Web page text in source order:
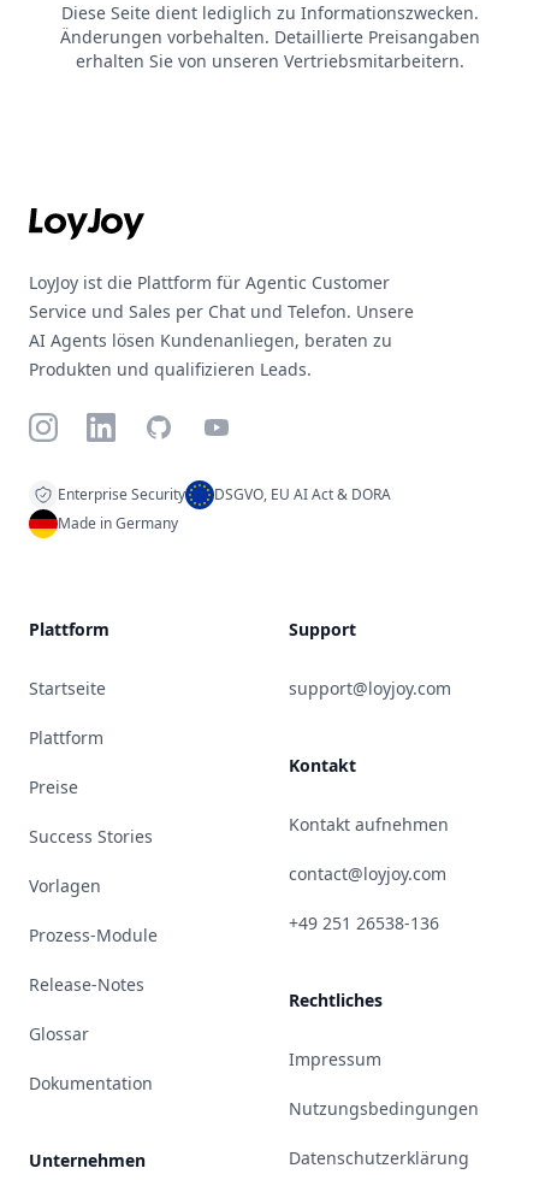
Diese Seite dient lediglich zu Informationszwecken.
Änderungen vorbehalten. Detaillierte Preisangaben
erhalten Sie von unseren Vertriebsmitarbeitern.
LoyJoy ist die Plattform für Agentic Customer
Service und Sales per Chat und Telefon. Unsere
AI Agents lösen Kundenanliegen, beraten zu
Produkten und qualifizieren Leads.
InstagramLinkedInGitHubYouTube
Enterprise Security
DSGVO, EU AI Act & DORA
Made in Germany
Plattform
Startseite
Plattform
Preise
Success Stories
Vorlagen
Prozess-Module
Release-Notes
Glossar
Dokumentation
Unternehmen
Support
support@loyjoy.com
Kontakt
Kontakt aufnehmen
contact@loyjoy.com
+49 251 26538-136
Rechtliches
Impressum
Nutzungsbedingungen
Datenschutzerklärung